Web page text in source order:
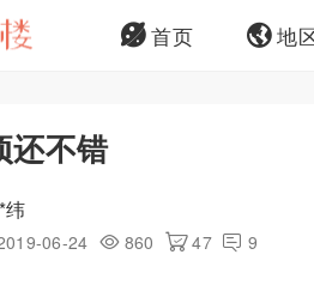
首页 地
还不错
纬
06-24 860 47 9